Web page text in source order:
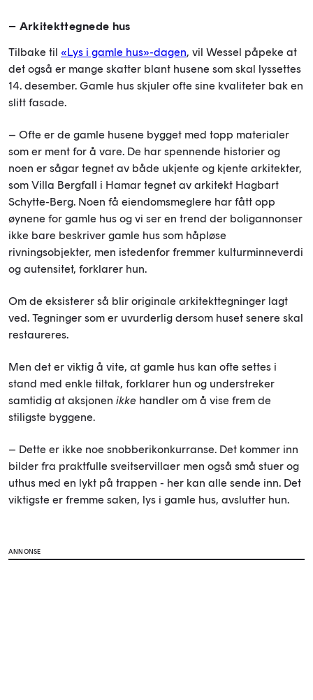
– Arkitekttegnede hus
Tilbake til «Lys i gamle hus»-dagen, vil Wessel påpeke at
det også er mange skatter blant husene som skal lyssettes
14. desember. Gamle hus skjuler ofte sine kvaliteter bak en
slitt fasade.
– Ofte er de gamle husene bygget med topp materialer
som er ment for å vare. De har spennende historier og
noen er sågar tegnet av både ukjente og kjente arkitekter,
som Villa Bergfall i Hamar tegnet av arkitekt Hagbart
Schytte-Berg. Noen få eiendomsmeglere har fått opp
øynene for gamle hus og vi ser en trend der boligannonser
ikke bare beskriver gamle hus som håpløse
rivningsobjekter, men istedenfor fremmer kulturminneverdi
og autensitet, forklarer hun.
Om de eksisterer så blir originale arkitekttegninger lagt
ved. Tegninger som er uvurderlig dersom huset senere skal
restaureres.
Men det er viktig å vite, at gamle hus kan ofte settes i
stand med enkle tiltak, forklarer hun og understreker
samtidig at aksjonen ikke handler om å vise frem de
stiligste byggene.
– Dette er ikke noe snobberikonkurranse. Det kommer inn
bilder fra praktfulle sveitservillaer men også små stuer og
uthus med en lykt på trappen - her kan alle sende inn. Det
viktigste er fremme saken, lys i gamle hus, avslutter hun.
ANNONSE